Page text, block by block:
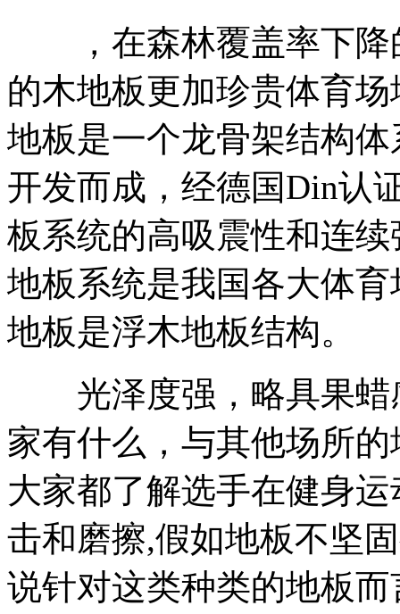
，在森林覆盖率下降
的木地板更加珍贵体育
地板是一个龙骨架结构
开发而成，经德国Din认
板系统的高吸震性和连
地板系统是我国各大体
地板是浮木地板结构。
光泽度强，略具果蜡
家有什么，与其他场所
大家都了解选手在健身
击和磨擦,假如地板不坚
说针对这类种类的地板